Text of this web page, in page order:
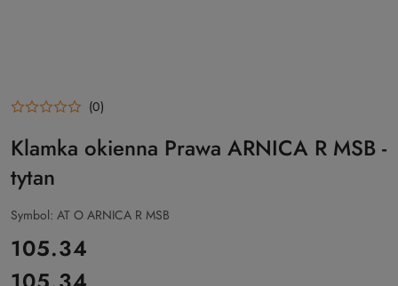
(0)
Klamka okienna Prawa ARNICA R MSB -
tytan
Symbol: AT O ARNICA R MSB
cena:
105.34
Cena: